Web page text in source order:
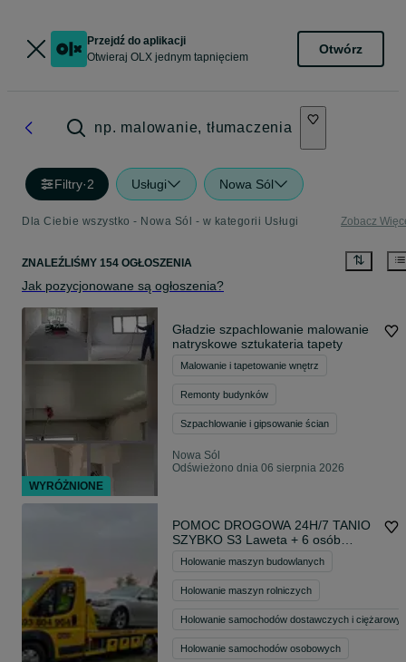
Przejdź do aplikacji
Otwieraj OLX jednym tapnięciem
Otwórz
np. malowanie, tłumaczenia
Filtry·2 Usługi Nowa Sól
Dla Ciebie wszystko - Nowa Sól - w kategorii Usługi Zobacz
ZNALEŹLIŚMY 154 OGŁOSZENIA
Jak pozycjonowane są ogłoszenia?
Gładzie szpachlowanie malowanie
natryskowe sztukateria tapety
Malowanie i tapetowanie wnętrz
Remonty budynków
Szpachlowanie i gipsowanie ścian
Nowa Sól
Odświeżono dnia 06 sierpnia 2026
POMOC DROGOWA 24H/7 TANIO
SZYBKO S3 Laweta + 6 osób
holowanie, transport Nowe
Miasteczko Kożuchów MOP
Niegosławice MOP Lisiny MOP
Racula Gościeszowice
Holowanie maszyn budowlanych
Holowanie maszyn rolniczych
Holowanie samochodów dostawczych i
Holowanie samochodów osobowych
WYRÓŻNIONE